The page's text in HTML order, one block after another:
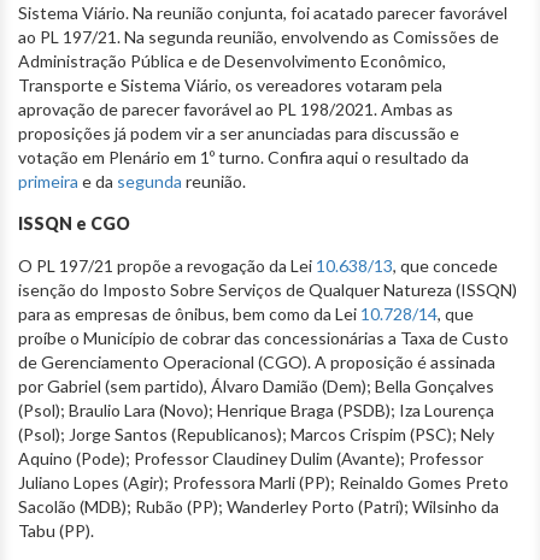
Sistema Viário. Na reunião conjunta, foi acatado parecer favorável
ao PL 197/21. Na segunda reunião, envolvendo as Comissões de
Administração Pública e de Desenvolvimento Econômico,
Transporte e Sistema Viário, os vereadores votaram pela
aprovação de parecer favorável ao PL 198/2021. Ambas as
proposições já podem vir a ser anunciadas para discussão e
votação em Plenário em 1º turno. Confira aqui o resultado da
primeira e da segunda reunião.
ISSQN e CGO
O PL 197/21 propõe a revogação da Lei 10.638/13, que concede
isenção do Imposto Sobre Serviços de Qualquer Natureza (ISSQN)
para as empresas de ônibus, bem como da Lei 10.728/14, que
proíbe o Município de cobrar das concessionárias a Taxa de Custo
de Gerenciamento Operacional (CGO). A proposição é assinada
por Gabriel (sem partido), Álvaro Damião (Dem); Bella Gonçalves
(Psol); Braulio Lara (Novo); Henrique Braga (PSDB); Iza Lourença
(Psol); Jorge Santos (Republicanos); Marcos Crispim (PSC); Nely
Aquino (Pode); Professor Claudiney Dulim (Avante); Professor
Juliano Lopes (Agir); Professora Marli (PP); Reinaldo Gomes Preto
Sacolão (MDB); Rubão (PP); Wanderley Porto (Patri); Wilsinho da
Tabu (PP).